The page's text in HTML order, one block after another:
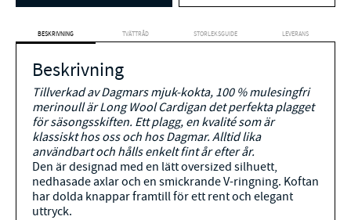
BESKRIVNING TVÄTTRÅD STORLEKSGUIDE LEVERANS
Beskrivning
Tillverkad av Dagmars mjuk-kokta, 100 % mulesingfri
merinoull är Long Wool Cardigan det perfekta plagget
för säsongsskiften. Ett plagg, en kvalité som är
klassiskt hos oss och hos Dagmar. Alltid lika
användbart och hålls enkelt fint år efter år.
Den är designad med en lätt oversized silhuett,
nedhasade axlar och en smickrande V-ringning. Koftan
har dolda knappar framtill för ett rent och elegant
uttryck.